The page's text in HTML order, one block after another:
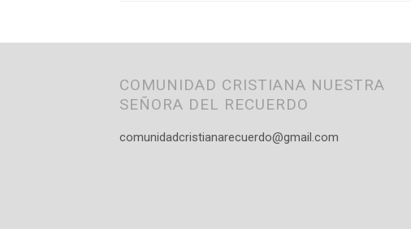
COMUNIDAD CRISTIANA NUESTRA
SEÑORA DEL RECUERDO
comunidadcristianarecuerdo@gmail.com